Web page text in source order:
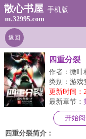
散心书屋 手机版
m.32995.com
返回
四重分裂
作者：微叶
类别：游戏
更新时间：
最新章节：
开始
四重分裂简介：